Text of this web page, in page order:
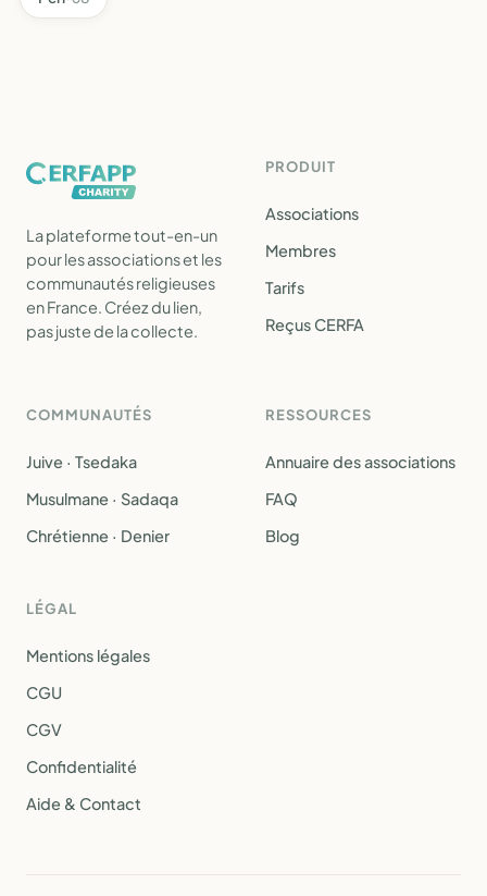
La plateforme tout-en-un
pour les associations et les
communautés religieuses
en France. Créez du lien,
pas juste de la collecte.
PRODUIT
Associations
Membres
Tarifs
Reçus CERFA
COMMUNAUTÉS
Juive · Tsedaka
Musulmane · Sadaqa
Chrétienne · Denier
RESSOURCES
Annuaire des associations
FAQ
Blog
LÉGAL
Mentions légales
CGU
CGV
Confidentialité
Aide & Contact